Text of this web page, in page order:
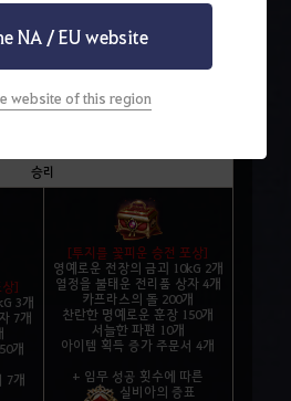
NA / EU website
website of this region
다음의 전리품을 획득할 수 있도록
득됩니다.
승리
]
3개
7개
개
7개
[투지를 꽃피운 승전 포상]
영예로운 전장의 금괴 10kG 2개
열정을 불태운 전리품 상자 4개
카프라스의 돌 200개
찬란한 명예로운 훈장 150개
서늘한 파편 10개
아이템 획득 증가 주문서 4개
+ 임무 성공 횟수에 따른
실비아의 증표